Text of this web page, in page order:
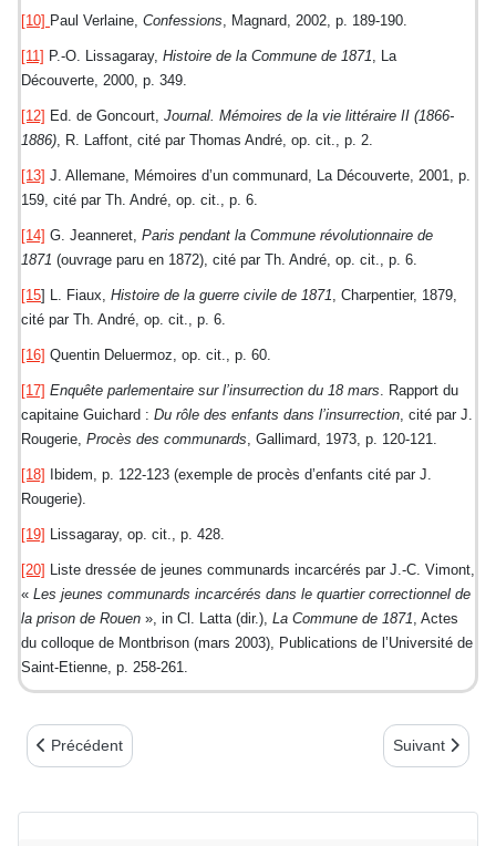
[10] Paul Verlaine, Confessions, Magnard, 2002, p. 189-190.
[11] P.-O. Lissagaray, Histoire de la Commune de 1871, La
Découverte, 2000, p. 349.
[12] Ed. de Goncourt, Journal. Mémoires de la vie littéraire II (1866-
1886), R. Laffont, cité par Thomas André, op. cit., p. 2.
[13] J. Allemane, Mémoires d’un communard, La Découverte, 2001, p.
159, cité par Th. André, op. cit., p. 6.
[14] G. Jeanneret, Paris pendant la Commune révolutionnaire de
1871 (ouvrage paru en 1872), cité par Th. André, op. cit., p. 6.
[15] L. Fiaux, Histoire de la guerre civile de 1871, Charpentier, 1879,
cité par Th. André, op. cit., p. 6.
[16] Quentin Deluermoz, op. cit., p. 60.
[17] Enquête parlementaire sur l’insurrection du 18 mars. Rapport du
capitaine Guichard : Du rôle des enfants dans l’insurrection, cité par J.
Rougerie, Procès des communards, Gallimard, 1973, p. 120-121.
[18]
Ibidem, p. 122-123 (exemple de procès d’enfants cité par J.
Rougerie).
[19] Lissagaray, op. cit., p. 428.
[20] Liste dressée de jeunes communards incarcérés par J.-C. Vimont,
« Les jeunes communards incarcérés dans le quartier correctionnel de
la prison de Rouen », in Cl. Latta (dir.), La Commune de 1871, Actes
du colloque de Montbrison (mars 2003), Publications de l’Université de
Saint-Etienne, p. 258-261.
Article précédent : La Garde Nationale
Précédent Article suivant
Suivant